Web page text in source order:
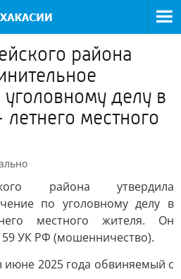
района
делу в
местного
района утвердила
по уголовному делу в
местного жителя. Он
УК РФ (мошенничество).
июне 2025 года обвиняемый с